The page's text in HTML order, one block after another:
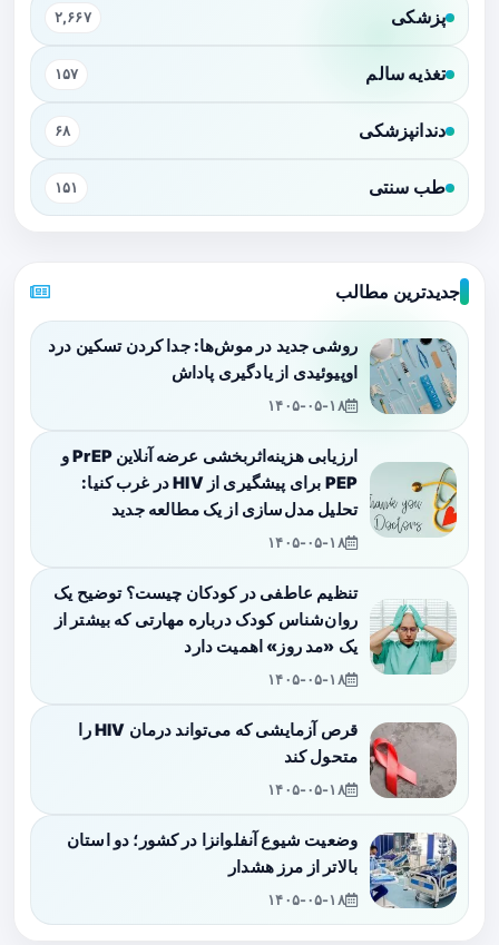
پزشکی ۲,۶۶۷
تغذیه سالم ۱۵۷
دندانپزشکی ۶۸
طب سنتی ۱۵۱
جدیدترین مطالب
روشی جدید در موش‌ها: جدا کردن تسکین درد
اوپیوئیدی از یادگیری پاداش
۱۴۰۵-۰۵-۱۸
ارزیابی هزینه‌اثربخشی عرضه آنلاین PrEP و
PEP برای پیشگیری از HIV در غرب کنیا:
تحلیل مدل‌سازی از یک مطالعه جدید
۱۴۰۵-۰۵-۱۸
تنظیم عاطفی در کودکان چیست؟ توضیح یک
روان‌شناس کودک درباره مهارتی که بیشتر از
یک «مد روز» اهمیت دارد
۱۴۰۵-۰۵-۱۸
قرص آزمایشی که می‌تواند درمان HIV را
متحول کند
۱۴۰۵-۰۵-۱۸
وضعیت شیوع آنفلوانزا در کشور؛ دو استان
بالاتر از مرز هشدار
۱۴۰۵-۰۵-۱۸